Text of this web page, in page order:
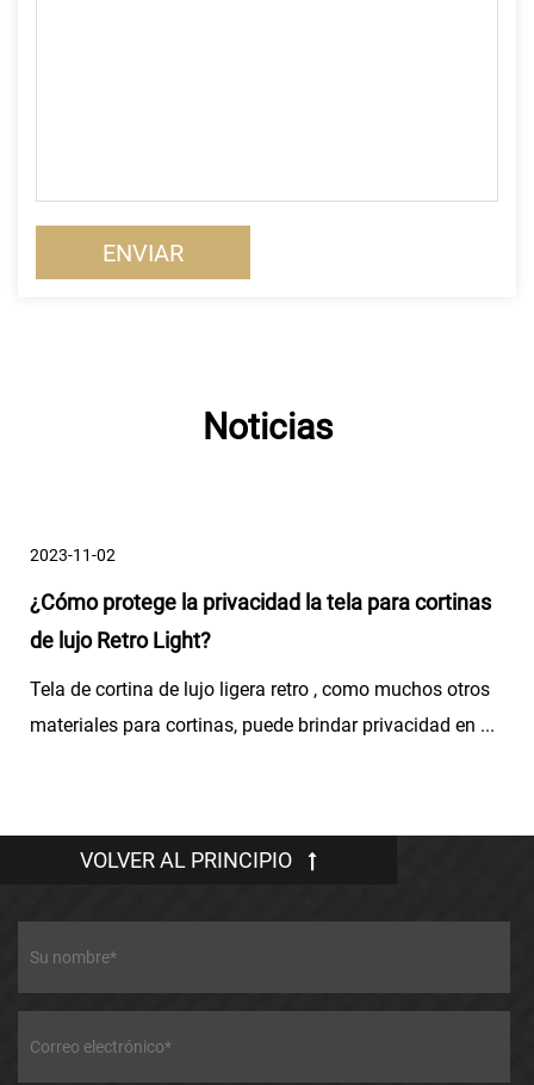
Noticias
2023-11-02
¿Cómo protege la privacidad la tela para cortinas
de lujo Retro Light?
Tela de cortina de lujo ligera retro , como muchos otros
materiales para cortinas, puede brindar privacidad en ...
VOLVER AL PRINCIPIO